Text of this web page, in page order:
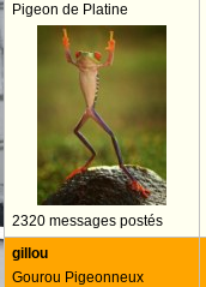
Pigeon de Platine
2320 messages postés
gillou
Gourou Pigeonneux